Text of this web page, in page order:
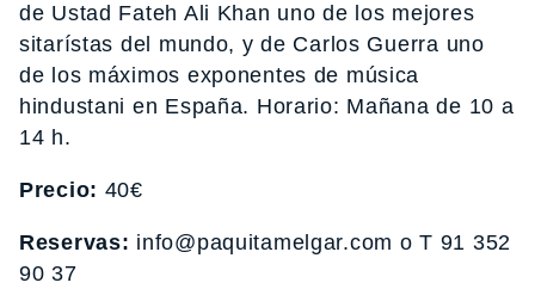
de Ustad Fateh Ali Khan uno de los mejores
sitarístas del mundo, y de Carlos Guerra uno
de los máximos exponentes de música
hindustani en España. Horario: Mañana de 10 a
14 h.
Precio: 40€
Reservas: info@paquitamelgar.com o T 91 352
90 37